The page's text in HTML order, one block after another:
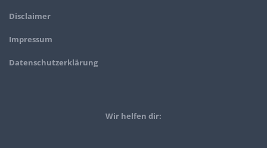
Disclaimer
Impressum
Datenschutzerklärung
Wir helfen dir: